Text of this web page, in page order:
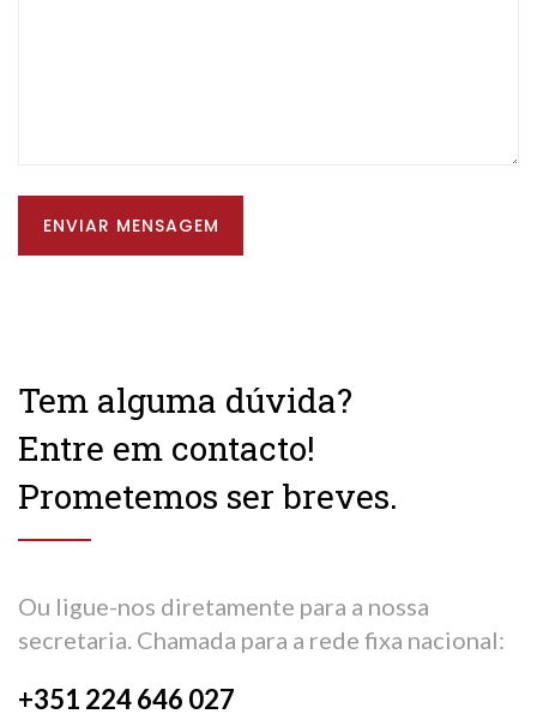
ENVIAR MENSAGEM
Tem alguma dúvida?
Entre em contacto!
Prometemos ser breves.
Ou ligue-nos diretamente para a nossa
secretaria. Chamada para a rede fixa nacional:
+351 224 646 027